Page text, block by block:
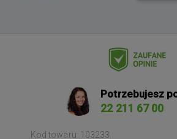
Potrzebujesz
22 211 67 00
Kod towaru: 103233